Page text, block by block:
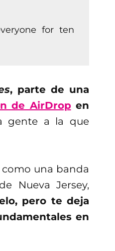
for ten
, parte de una
de AirDropen
gente a la que
una banda
Nueva Jersey,
pero te deja
en